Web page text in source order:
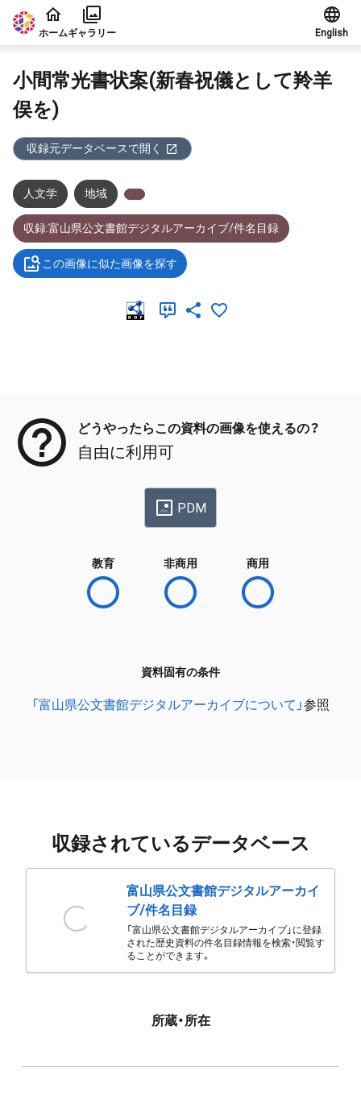
本文に飛ぶ
ホームギャラリー English
小間常光書状案(新春祝儀として羚羊
俣を)
収録元データベースで開く
人文学 地域
収録:富山県公文書館デジタルアーカイブ/件名目録
この画像に似た画像を探す
どうやったらこの資料の画像を使えるの？
自由に利用可
PDM
教育 非商用 商用
資料固有の条件
「富山県公文書館デジタルアーカイブについて」参照
収録されているデータベース
富山県公文書館デジタルアーカイ
ブ/件名目録
「富山県公文書館デジタルアーカイブ」に登録
された歴史資料の件名目録情報を検索・閲覧す
ることができます。
所蔵・所在